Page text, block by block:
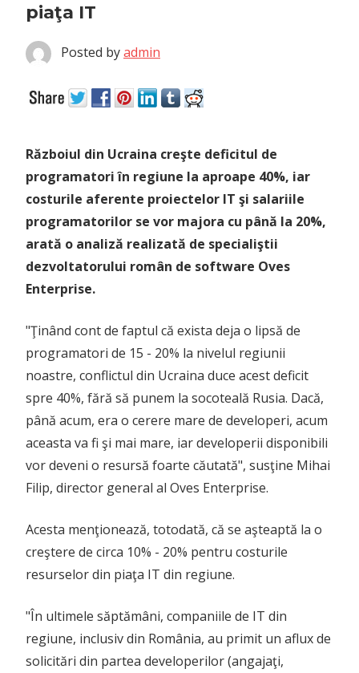
piaţa IT
Posted byadmin
Războiul din Ucraina creşte deficitul de
programatori în regiune la aproape 40%, iar
costurile aferente proiectelor IT şi salariile
programatorilor se vor majora cu până la 20%,
arată o analiză realizată de specialiştii
dezvoltatorului român de software Oves
Enterprise.
"Ţinând cont de faptul că exista deja o lipsă de
programatori de 15 - 20% la nivelul regiunii
noastre, conflictul din Ucraina duce acest deficit
spre 40%, fără să punem la socoteală Rusia. Dacă,
până acum, era o cerere mare de developeri, acum
aceasta va fi şi mai mare, iar developerii disponibili
vor deveni o resursă foarte căutată", susţine Mihai
Filip, director general al Oves Enterprise.
Acesta menţionează, totodată, că se aşteaptă la o
creştere de circa 10% - 20% pentru costurile
resurselor din piaţa IT din regiune.
"În ultimele săptămâni, companiile de IT din
regiune, inclusiv din România, au primit un aflux de
solicitări din partea developerilor (angajaţi,